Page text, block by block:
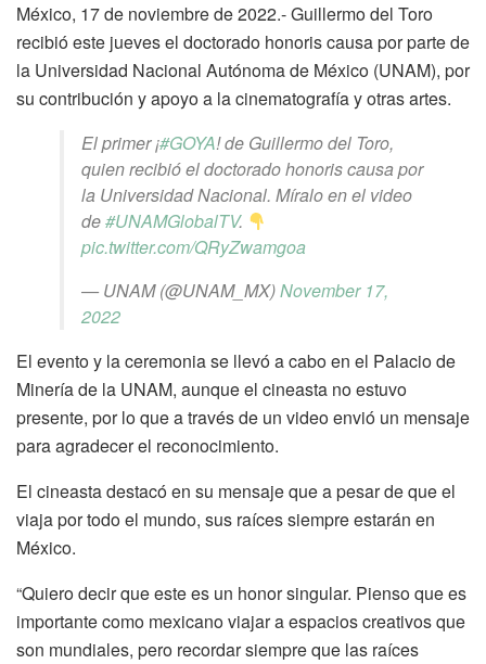
México, 17 de noviembre de 2022.- Guillermo del Toro
recibió este jueves el doctorado honoris causa por parte de
la Universidad Nacional Autónoma de México (UNAM), por
su contribución y apoyo a la cinematografía y otras artes.
El primer ¡#GOYA! de Guillermo del Toro,
quien recibió el doctorado honoris causa por
la Universidad Nacional. Míralo en el video
de#UNAMGlobalTV.
pic.twitter.com/QRyZwamgoa
— UNAM (@UNAM_MX)November 17,
2022
El evento y la ceremonia se llevó a cabo en el Palacio de
Minería de la UNAM, aunque el cineasta no estuvo
presente, por lo que a través de un video envió un mensaje
para agradecer el reconocimiento.
El cineasta destacó en su mensaje que a pesar de que el
viaja por todo el mundo, sus raíces siempre estarán en
México.
“Quiero decir que este es un honor singular. Pienso que es
importante como mexicano viajar a espacios creativos que
son mundiales, pero recordar siempre que las raíces